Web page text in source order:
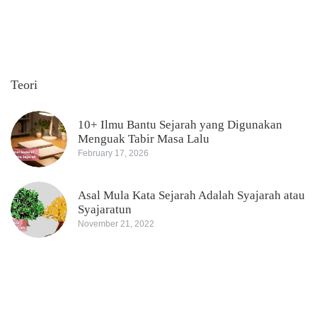
Teori
10+ Ilmu Bantu Sejarah yang Digunakan
Menguak Tabir Masa Lalu
February 17, 2026
Asal Mula Kata Sejarah Adalah Syajarah atau
Syajaratun
November 21, 2022